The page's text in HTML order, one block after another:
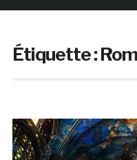
Étiquette :